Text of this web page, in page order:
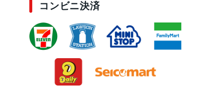
コンビニ決済